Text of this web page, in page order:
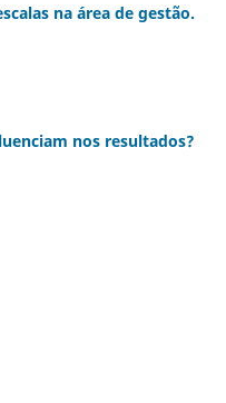
na área de gestão.
nos resultados?